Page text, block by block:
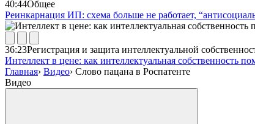
40:44Общее
Реинкарнация ИП: схема больше не работает,
36:23Регистрация и защита интеллектуальной
Интеллект в цене: как интеллектуальная собственность
Главная› Видео› Слово пацана в Роспатенте
Видео